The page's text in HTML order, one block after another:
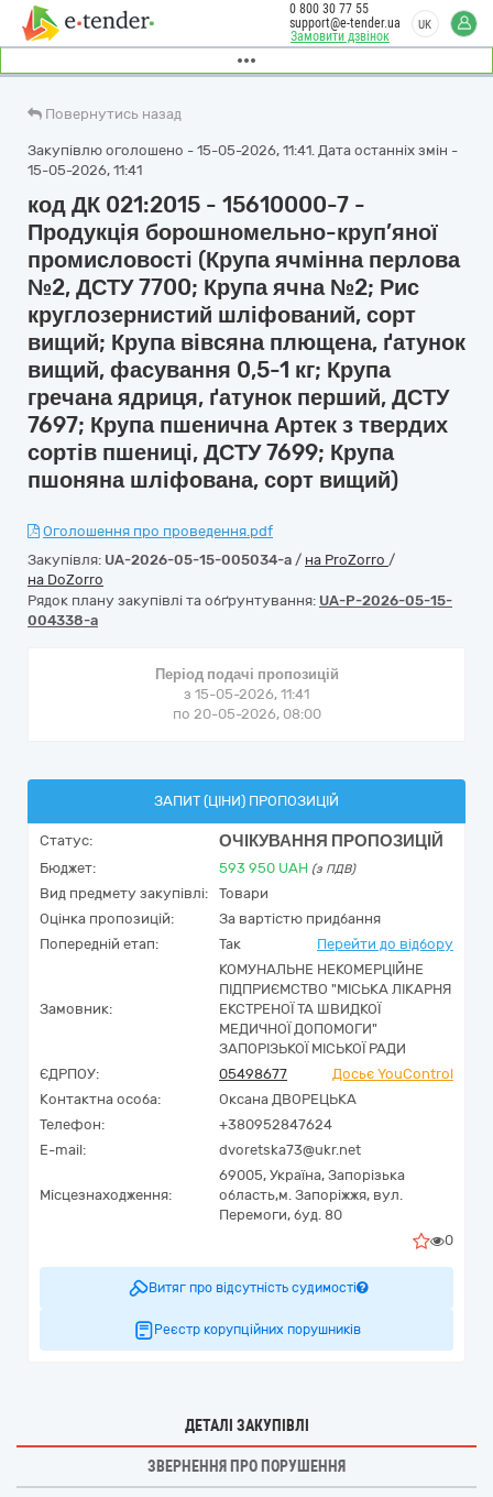
Замовити дзвінок
0 800 30 77 55
support@e-tender.ua
UK
Повернутись назад
Закупівлю оголошено - 15-05-2026, 11:41. Дата останніх змін -
15-05-2026, 11:41
код ДК 021:2015 - 15610000-7 -
Продукція борошномельно-круп’яної
промисловості (Крупа ячмінна перлова
№2, ДСТУ 7700; Крупа ячна №2; Рис
круглозернистий шліфований, сорт
вищий; Крупа вівсяна плющена, ґатунок
вищий, фасування 0,5-1 кг; Крупа
гречана ядриця, ґатунок перший, ДСТУ
7697; Крупа пшенична Артек з твердих
сортів пшениці, ДСТУ 7699; Крупа
пшоняна шліфована, сорт вищий)
Оголошення про проведення.pdf
Закупівля: UA-2026-05-15-005034-a / на ProZorro /
на DoZorro
Рядок плану закупівлі та обґрунтування: UA-P-2026-05-15-
004338-a
Період подачі пропозицій
з 15-05-2026, 11:41
по 20-05-2026, 08:00
ЗАПИТ (ЦІНИ) ПРОПОЗИЦІЙ
Статус: ОЧІКУВАННЯ ПРОПОЗИЦІЙ
Бюджет: 593 950 UAH (з ПДВ)
Вид предмету закупівлі:
Товари
Оцінка пропозицій:
За вартістю придбання
Попередній етап:
Так Перейти до відбору
Замовник:
КОМУНАЛЬНЕ НЕКОМЕРЦІЙНЕ
ПІДПРИЄМСТВО "МІСЬКА ЛІКАРНЯ
ЕКСТРЕНОЇ ТА ШВИДКОЇ
МЕДИЧНОЇ ДОПОМОГИ"
ЗАПОРІЗЬКОЇ МІСЬКОЇ РАДИ
ЄДРПОУ:
05498677
Досьє YouControl
Контактна особа:
Оксана ДВОРЕЦЬКА
Телефон:
+380952847624
E-mail:
dvoretska73@ukr.net
Місцезнаходження:
69005, Україна, Запорізька
область,м. Запоріжжя, вул.
Перемоги, буд. 80
0
Витяг про відсутність судимості
Реєстр корупційних порушників
ДЕТАЛІ ЗАКУПІВЛІ
ЗВЕРНЕННЯ ПРО ПОРУШЕННЯ